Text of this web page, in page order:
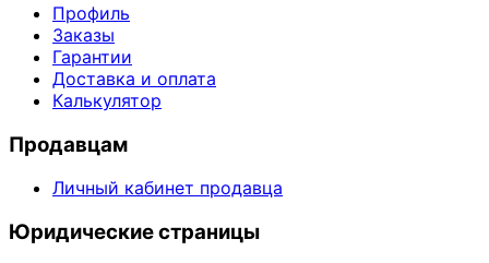
Профиль
Заказы
Гарантии
Доставка и оплата
Калькулятор
Продавцам
Личный кабинет продавца
Юридические страницы